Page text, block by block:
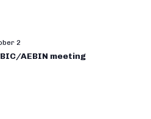
2
AEBIN meeting